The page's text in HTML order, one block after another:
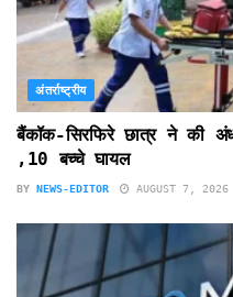
अंतर्राष्ट्रीय
बैंकॉक-सिरफिरे छात्र ने की
,10 बच्चे घायल
BY NEWS-EDITOR AUGUST 7, 2026